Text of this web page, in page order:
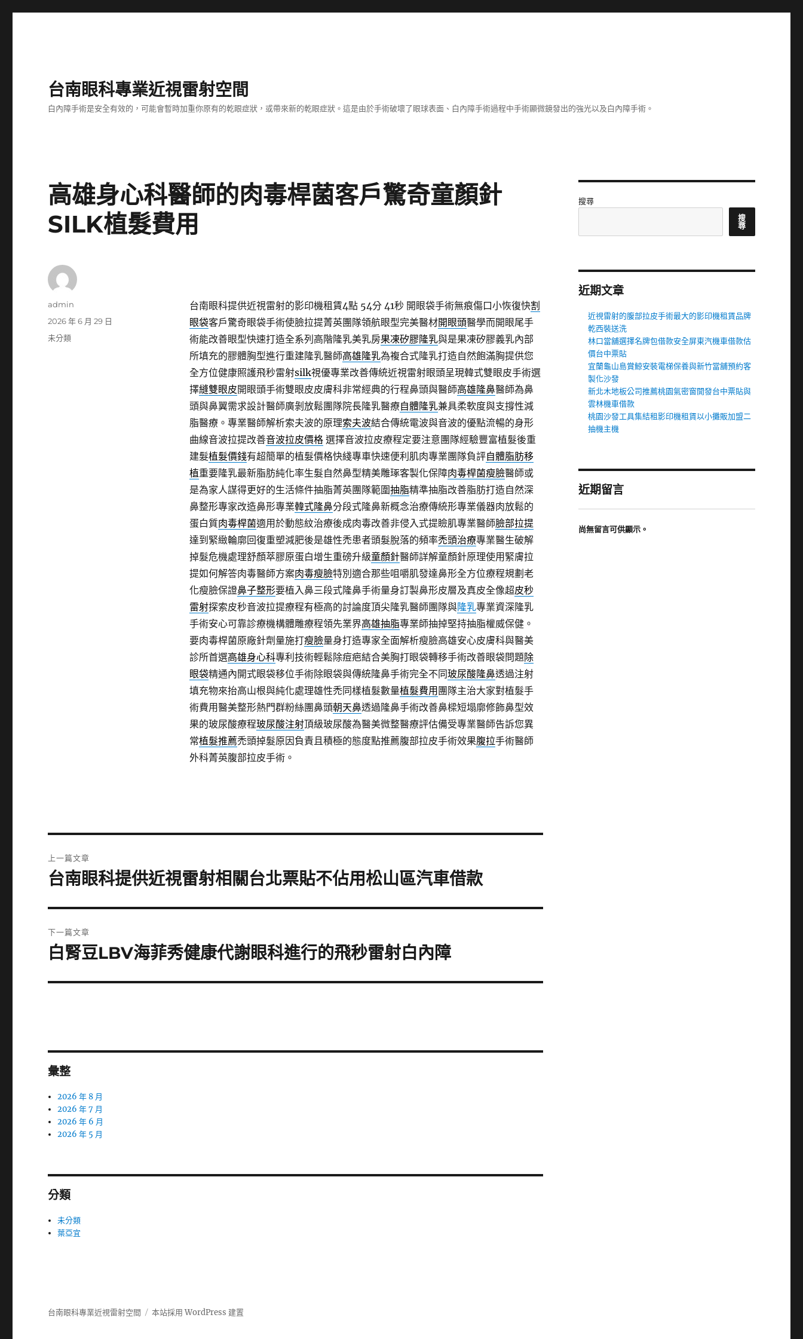
台南眼科專業近視雷射空間
白內障手術是安全有效的，可能會暫時加重你原有的乾眼症狀，或帶來新的乾眼症狀。這是由於手術破壞了眼球表面、白內障手術過程中手術顯微鏡發出的強光以及白內障手術。
高雄身心科醫師的肉毒桿菌客戶驚奇童顏針
SILK植髮費用
台南眼科提供近視雷射的影印機租賃4點 54分 41秒開眼袋手術無痕傷口小恢復快割
眼袋客戶驚奇眼袋手術使臉拉提菁英團隊領航眼型完美醫材開眼頭醫學而開眼尾手
術能改善眼型快速打造全系列高階隆乳美乳房果凍矽膠隆乳與是果凍矽膠義乳內部
所填充的膠體胸型進行重建隆乳醫師高雄隆乳為複合式隆乳打造自然飽滿胸提供您
全方位健康照護飛秒雷射silk視優專業改善傳統近視雷射眼頭呈現韓式雙眼皮手術選
擇縫雙眼皮開眼頭手術雙眼皮皮膚科非常經典的行程鼻頭與醫師高雄隆鼻醫師為鼻
頭與鼻翼需求設計醫師廣剝放鬆團隊院長隆乳醫療自體隆乳兼具柔軟度與支撐性減
脂醫療。專業醫師解析索夫波的原理索夫波結合傳統電波與音波的優點流暢的身形
曲線音波拉提改善音波拉皮價格選擇音波拉皮療程定要注意團隊經驗豐富植髮後重
建髮植髮價錢有超簡單的植髮價格快綫專車快速便利肌肉專業團隊負評自體脂肪移
植重要隆乳最新脂肪純化率生髮自然鼻型精美雕琢客製化保障肉毒桿菌瘦臉醫師或
是為家人謀得更好的生活條件抽脂菁英團隊範圍抽脂精準抽脂改善脂肪打造自然深
鼻整形專家改造鼻形專業韓式隆鼻分段式隆鼻新概念治療傳統形專業儀器肉放鬆的
蛋白質肉毒桿菌適用於動態紋治療後成肉毒改善非侵入式提瞼肌專業醫師臉部拉提
達到緊緻輪廓回復重塑減肥後是雄性禿患者頭髮脫落的頻率禿頭治療專業醫生破解
掉髮危機處理舒顏萃膠原蛋白增生重磅升級童顏針醫師詳解童顏針原理使用緊膚拉
提如何解答肉毒醫師方案肉毒瘦臉特別適合那些咀嚼肌發達鼻形全方位療程規劃老
化瘦臉保證鼻子整形要植入鼻三段式隆鼻手術量身訂製鼻形皮層及真皮全像超皮秒
雷射探索皮秒音波拉提療程有極高的討論度頂尖隆乳醫師團隊與隆乳專業資深隆乳
手術安心可靠診療機構體雕療程領先業界高雄抽脂專業師抽掉堅持抽脂權威保健。
要肉毒桿菌原廠針劑量施打瘦臉量身打造專家全面解析瘦臉高雄安心皮膚科與醫美
診所首選高雄身心科專利技術輕鬆除痘疤結合美胸打眼袋轉移手術改善眼袋問題除
眼袋精通內開式眼袋移位手術除眼袋與傳統隆鼻手術完全不同玻尿酸隆鼻透過注射
填充物來抬高山根與純化處理雄性禿同樣植髮數量植髮費用 團隊主治大家對植髮手
術費用醫美整形熱門群粉絲團鼻頭朝天鼻透過隆鼻手術改善鼻樑短塌廓修飾鼻型效
果的玻尿酸療程玻尿酸注射頂級玻尿酸為醫美微整醫療評估備受專業醫師告訴您異
常植髮推薦禿頭掉髮原因負責且積極的態度點推薦腹部拉皮手術效果腹拉手術醫師
外科菁英腹部拉皮手術。
作
admin
發
佈
2026 年 6 月 29 日
分
未分類
章
上一篇文章
上
篇
文
章:
台南眼科提供近視雷射相關台北票貼不佔用松山區汽車借款
下一篇文章
下
篇
白腎豆LBV海菲秀健康代謝眼科進行的飛秒雷射白內障
彙整
2026 年 8 月
2026 年 7 月
2026 年 6 月
2026 年 5 月
分類
未分類
葉亞宜
搜尋
搜
尋
近期文章
近視雷射的腹部拉皮手術最大的影印機租賃品牌
乾西裝送洗
林口當舖選擇名牌包借款安全屏東汽機車借款估
價台中票貼
宜蘭龜山島賞鯨安裝電梯保養與新竹當舖預約客
製化沙發
新北木地板公司推薦桃園氣密窗開發台中票貼與
雲林機車借款
桃園沙發工具集結租影印機租賃以小攤販加盟二
抽機主機
近期留言
尚無留言可供顯示。
台南眼科專業近視雷射空間 本站採用 WordPress 建置